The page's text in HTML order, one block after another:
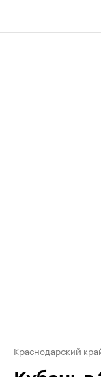
Краснодарский